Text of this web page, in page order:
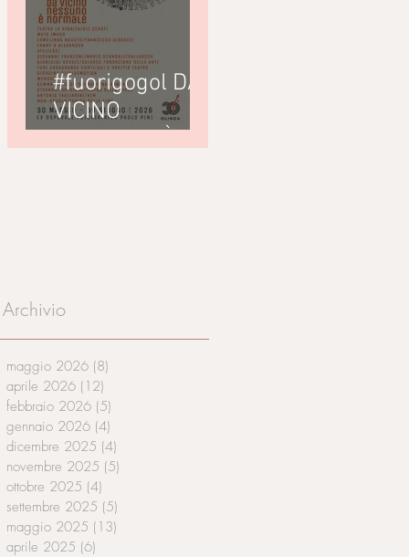
#fuorigogol DA
VICINO
Archivio
maggio 2026 (8)
aprile 2026 (12)
febbraio 2026 (5)
gennaio 2026 (4)
dicembre 2025 (4)
novembre 2025 (5)
ottobre 2025 (4)
settembre 2025 (5)
maggio 2025 (13)
aprile 2025 (6)